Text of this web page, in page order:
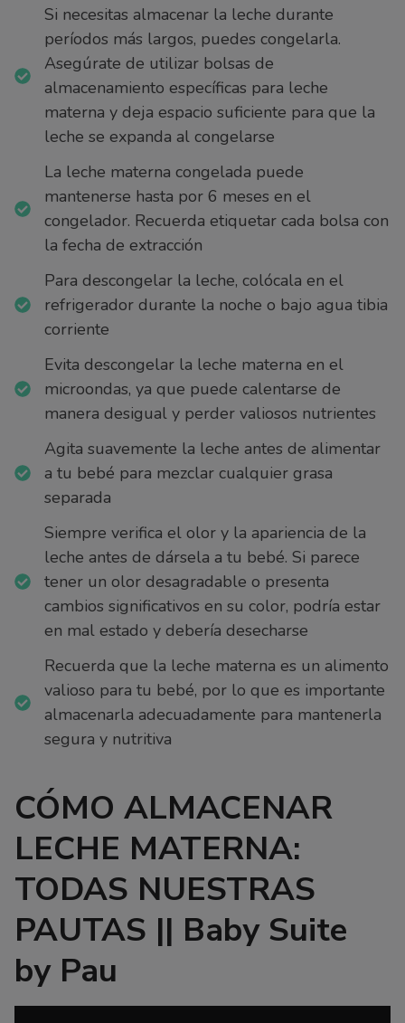
Si necesitas almacenar la leche durante
períodos más largos, puedes congelarla.
Asegúrate de utilizar bolsas de
almacenamiento específicas para leche
materna y deja espacio suficiente para que la
leche se expanda al congelarse
La leche materna congelada puede
mantenerse hasta por 6 meses en el
congelador. Recuerda etiquetar cada bolsa con
la fecha de extracción
Para descongelar la leche, colócala en el
refrigerador durante la noche o bajo agua tibia
corriente
Evita descongelar la leche materna en el
microondas, ya que puede calentarse de
manera desigual y perder valiosos nutrientes
Agita suavemente la leche antes de alimentar
a tu bebé para mezclar cualquier grasa
separada
Siempre verifica el olor y la apariencia de la
leche antes de dársela a tu bebé. Si parece
tener un olor desagradable o presenta
cambios significativos en su color, podría estar
en mal estado y debería desecharse
Recuerda que la leche materna es un alimento
valioso para tu bebé, por lo que es importante
almacenarla adecuadamente para mantenerla
segura y nutritiva
CÓMO ALMACENAR
LECHE MATERNA:
TODAS NUESTRAS
PAUTAS || Baby Suite
by Pau